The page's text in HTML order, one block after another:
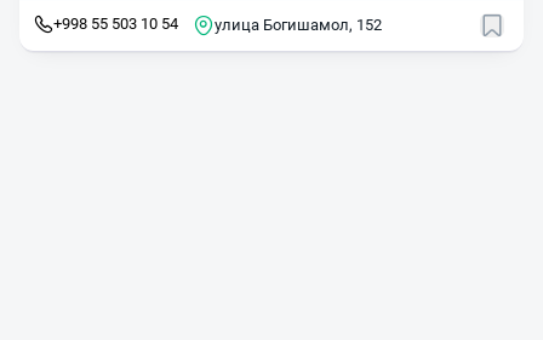
+998 55 503 10 54 улица Богишамол, 152